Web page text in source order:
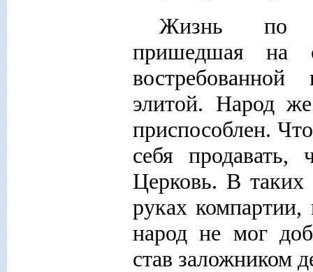
Жизнь по
пришедшая на
элитой. Народ
приспособлен.
себя
Церковь. В таких
руках компартии,
народ не мог
став заложником